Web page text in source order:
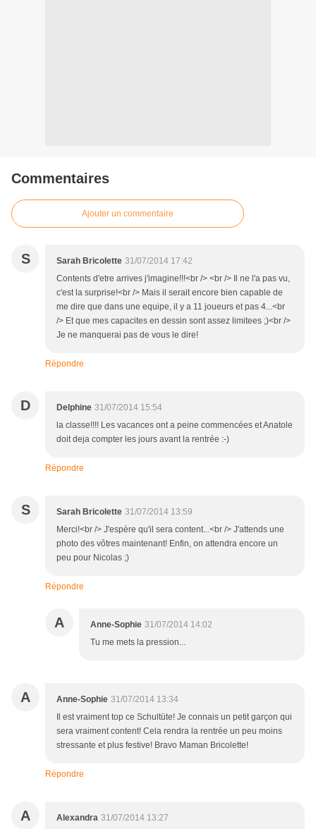
Commentaires
Ajouter un commentaire
S Sarah Bricolette 31/07/2014 17:42
Contents d'etre arrives j'imagine!!!<br /> <br /> Il ne l'a pas vu,
c'est la surprise!<br /> Mais il serait encore bien capable de
me dire que dans une equipe, il y a 11 joueurs et pas 4...<br
/> Et que mes capacites en dessin sont assez limitees ;)<br />
Je ne manquerai pas de vous le dire!
Répondre
D Delphine 31/07/2014 15:54
la classe!!!! Les vacances ont a peine commencées et Anatole
doit deja compter les jours avant la rentrée :-)
Répondre
S Sarah Bricolette 31/07/2014 13:59
Merci!<br /> J'espère qu'il sera content...<br /> J'attends une
photo des vôtres maintenant! Enfin, on attendra encore un
peu pour Nicolas ;)
Répondre
A Anne-Sophie 31/07/2014 14:02
Tu me mets la pression...
A Anne-Sophie 31/07/2014 13:34
Il est vraiment top ce Schultüte! Je connais un petit garçon qui
sera vraiment content! Cela rendra la rentrée un peu moins
stressante et plus festive! Bravo Maman Bricolette!
Répondre
A Alexandra 31/07/2014 13:27